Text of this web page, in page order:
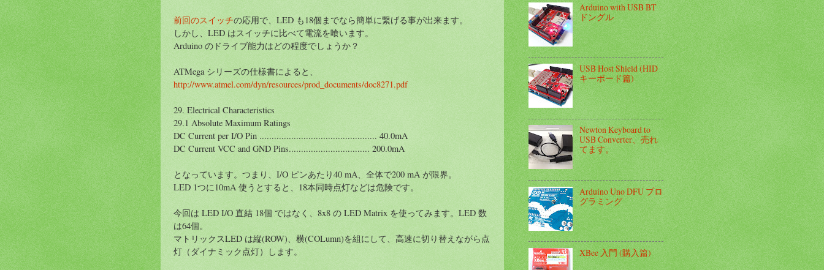
前回のスイッチの応用で、LED も18個までなら簡単に繋げる事が出来ます。
しかし、LED はスイッチに比べて電流を喰います。
Arduino のドライブ能力はどの程度でしょうか？
ATMega シリーズの仕様書によると、
http://www.atmel.com/dyn/resources/prod_documents/doc8271.pdf
29. Electrical Characteristics
29.1 Absolute Maximum Ratings
DC Current per I/O Pin ................................................ 40.0mA
DC Current VCC and GND Pins................................. 200.0mA
となっています。つまり、I/O ピンあたり40 mA、全体で200 mA が限界。
LED 1つに10mA 使うとすると、18本同時点灯などは危険です。
今回は LED I/O 直結 18個 ではなく、8x8 の LED Matrix を使ってみます。LED 数
は64個。
マトリックスLED は縦(ROW)、横(COLumn)を組にして、高速に切り替えながら点
灯（ダイナミック点灯）します。
Arduino with USB BT
ドングル
USB Host Shield (HID
キーボード篇)
Newton Keyboard to
USB Converter、売れ
てます。
Arduino Uno DFU プロ
グラミング
XBee 入門 (購入篇)